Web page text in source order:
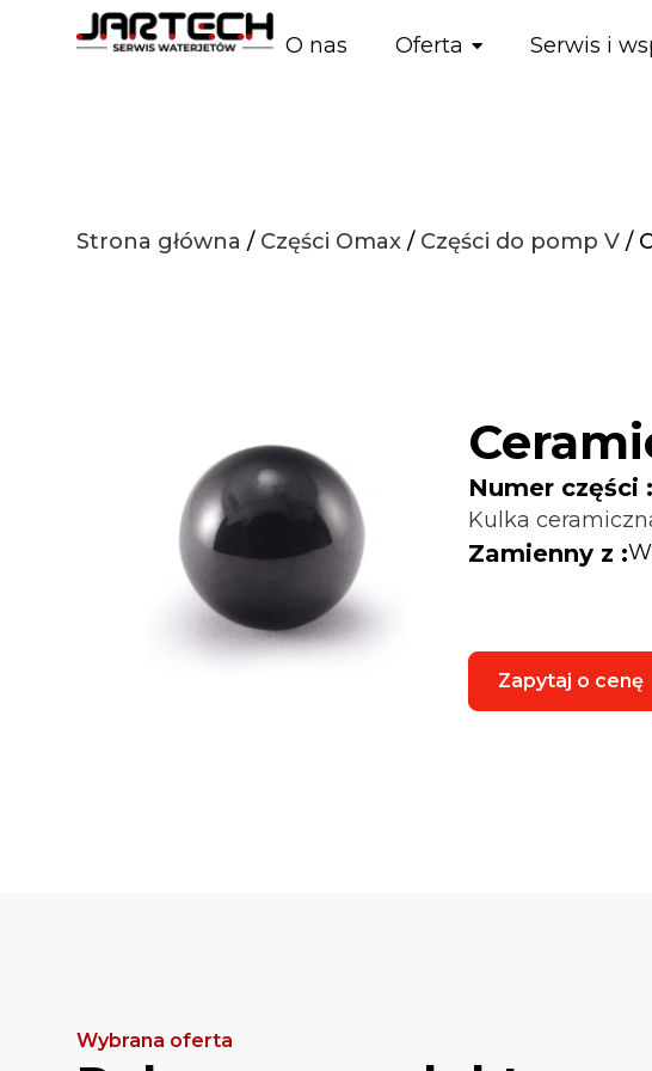
O nas Oferta Serwis i
Strona główna / Części Omax / Części do pomp V /
Numer części
Kulka
Zamienny z :
Zapytaj o cenę
Wybrana oferta